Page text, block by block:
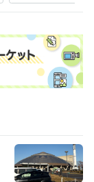
えし